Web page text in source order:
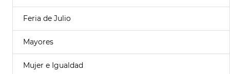
Feria de Julio
Mayores
Mujer e Igualdad